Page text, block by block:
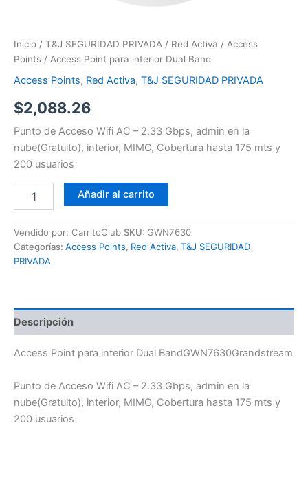
Inicio / T&J SEGURIDAD PRIVADA / Red Activa / Access
Points / Access Point para interior Dual Band
Access Points, Red Activa, T&J SEGURIDAD PRIVADA
$2,088.26
Punto de Acceso Wifi AC – 2.33 Gbps, admin en la
nube(Gratuito), interior, MIMO, Cobertura hasta 175 mts y
200 usuarios
Añadir al carrito
Vendido por: CarritoClub SKU: GWN7630
Categorías: Access Points, Red Activa, T&J SEGURIDAD
PRIVADA
Descripción
Access Point para interior Dual BandGWN7630Grandstream
Punto de Acceso Wifi AC – 2.33 Gbps, admin en la
nube(Gratuito), interior, MIMO, Cobertura hasta 175 mts y
200 usuarios